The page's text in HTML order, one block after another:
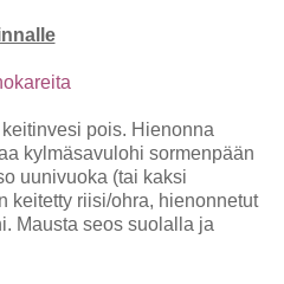
pois. Hienonna
kylmäsavulohi sormenpään
uunivuoka (tai kaksi
keitetty riisi/ohra, hienonnetut
Mausta seos suolalla ja